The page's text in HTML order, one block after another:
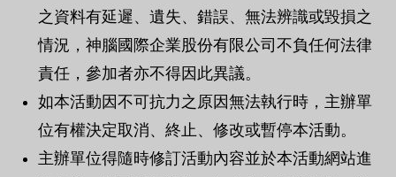
之資料有延遲、遺失、錯誤、無法辨識或毀損之
情況，神腦國際企業股份有限公司不負任何法律
責任，參加者亦不得因此異議。
如本活動因不可抗力之原因無法執行時，主辦單
位有權決定取消、終止、修改或暫停本活動。
主辦單位得隨時修訂活動內容並於本活動網站進